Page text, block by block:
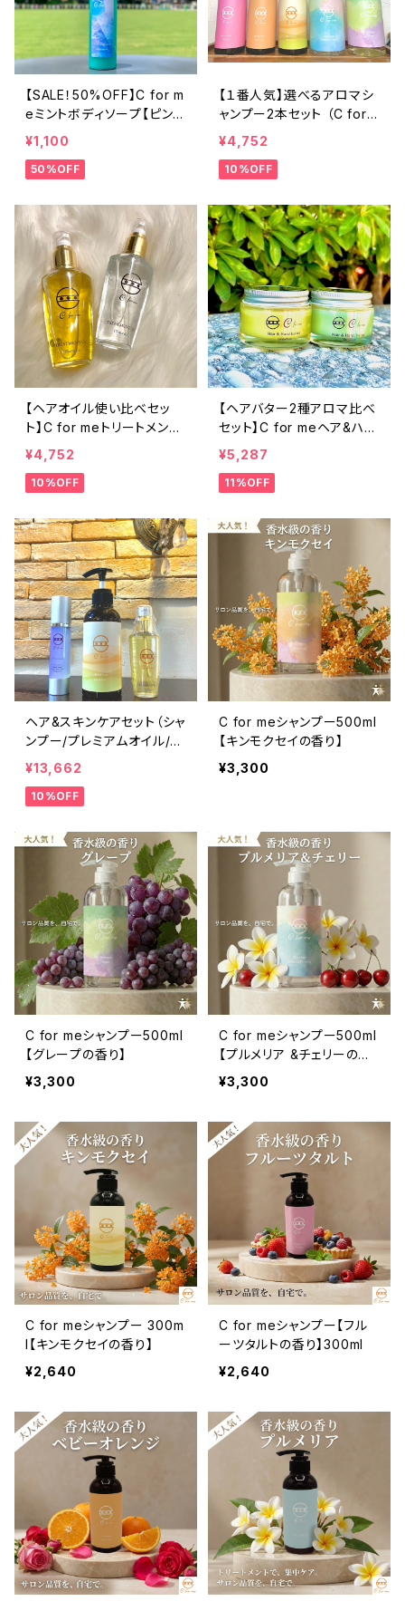
【SALE！50%OFF】C for m
eミントボディソープ【ピンク
グレープフルーツの香り】2
40ml
¥1,100
50%OFF
【１番人気】選べるアロマシ
ャンプー2本セット （C for
meシャンプーお好きな2種）
¥4,752
10%OFF
【ヘアオイル使い比べセッ
ト】C for meトリートメント
オイル （リッチ＋ライト）（洗
い流さないトリートメント/6
0m×2本）
¥4,752
10%OFF
【ヘアバター2種アロマ比べ
セット】C for meヘア&ハン
ドバター48g×2種 /マル
チバーム/ヘアバーム
¥5,287
11%OFF
ヘア&スキンケアセット（シャ
ンプー/プレミアムオイル/オ
ールインワンセラム）
¥13,662
10%OFF
C for meシャンプー500ml
【キンモクセイの香り】
¥3,300
C for meシャンプー500ml
【グレープの香り】
¥3,300
C for meシャンプー500ml
【プルメリア &チェリーの香
り】
¥3,300
C for meシャンプー 300m
l【キンモクセイの香り】
¥2,640
C for meシャンプー【フル
ーツタルトの香り】300ml
¥2,640